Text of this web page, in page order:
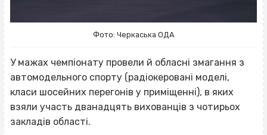
Фото: Черкаська ОДА
У мажах чемпіонату провели й обласні змагання з
автомодельного спорту (радіокеровані моделі,
класи шосейних перегонів у приміщенні), в яких
взяли участь дванадцять вихованців з чотирьох
закладів області.